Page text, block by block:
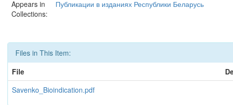
Appears in
Collections:
Публикации в изданиях Республики Беларусь
Files in This Item:
File
Savenko_Bioindication.pdf